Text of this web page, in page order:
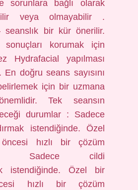
sorunlara bağlı olarak
veya olmayabilir .
seanslık bir kür önerilir.
korumak için
Hydrafacial yapılması
doğru seans sayısını
belirlemek için bir uzmana
Tek seansın
durumlar : Sadece
istendiğinde. Özel
hızlı bir çözüm
Sadece cildi
istendiğinde. Özel bir
hızlı bir çözüm